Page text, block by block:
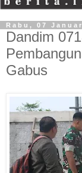
Rabu, 07
Dandim
Gabus